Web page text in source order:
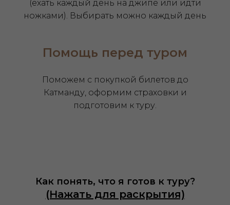
(ехать каждый день на джипе или идти
ножками). Выбирать можно каждый день
Помощь перед туром
Поможем с покупкой билетов до
Катманду, оформим страховки и
подготовим к туру.
Как понять, что я готов к туру?
(Нажать для раскрытия)